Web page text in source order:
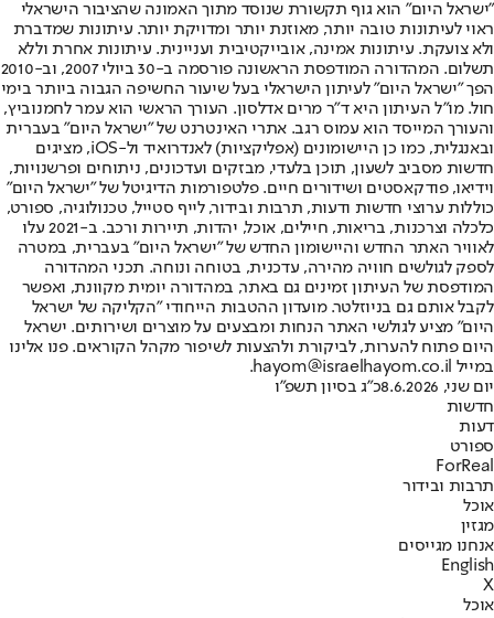
"ישראל היום" הוא גוף תקשורת שנוסד מתוך האמונה שהציבור הישראלי
ראוי לעיתונות טובה יותר, מאוזנת יותר ומדויקת יותר. עיתונות שמדברת
ולא צועקת. עיתונות אמינה, אובייקטיבית ועניינית. עיתונות אחרת וללא
תשלום. המהדורה המודפסת הראשונה פורסמה ב-30 ביולי 2007, וב-2010
הפך "ישראל היום" לעיתון הישראלי בעל שיעור החשיפה הגבוה ביותר בימי
חול. מו"ל העיתון היא ד"ר מרים אדלסון. העורך הראשי הוא עמר לחמנוביץ,
והעורך המייסד הוא עמוס רגב. אתרי האינטרנט של "ישראל היום" בעברית
ובאנגלית, כמו כן היישומונים (אפליקציות) לאנדרואיד ול-iOS, מציגים
חדשות מסביב לשעון, תוכן בלעדי, מבזקים ועדכונים, ניתוחים ופרשנויות,
וידיאו, פודקאסטים ושידורים חיים. פלטפורמות הדיגיטל של "ישראל היום"
כוללות ערוצי חדשות ודעות, תרבות ובידור, לייף סטייל, טכנולוגיה, ספורט,
כלכלה וצרכנות, בריאות, חיילים, אוכל, יהדות, תיירות ורכב. ב-2021 עלו
לאוויר האתר החדש והיישומון החדש של "ישראל היום" בעברית, במטרה
לספק לגולשים חוויה מהירה, עדכנית, בטוחה ונוחה. תכני המהדורה
המודפסת של העיתון זמינים גם באתר, במהדורה יומית מקוונת, ואפשר
לקבל אותם גם בניוזלטר. מועדון ההטבות הייחודי "הקליקה של ישראל
היום" מציע לגולשי האתר הנחות ומבצעים על מוצרים ושירותים. ישראל
היום פתוח להערות, לביקורת ולהצעות לשיפור מקהל הקוראים. פנו אלינו
במייל hayom@israelhayom.co.il.
יום שני, 8.6.2026
כ"ג בסיון תשפ"ו
חדשות
דעות
ספורט
ForReal
תרבות ובידור
אוכל
מגזין
אנחנו מגייסים
English
X
אוכל